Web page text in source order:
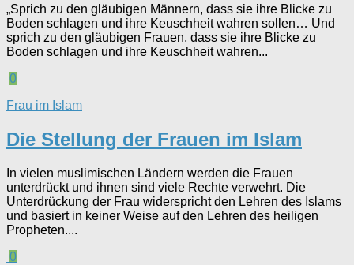
„Sprich zu den gläubigen Männern, dass sie ihre Blicke zu
Boden schlagen und ihre Keuschheit wahren sollen… Und
sprich zu den gläubigen Frauen, dass sie ihre Blicke zu
Boden schlagen und ihre Keuschheit wahren...
0
Frau im Islam
Die Stellung der Frauen im Islam
In vielen muslimischen Ländern werden die Frauen
unterdrückt und ihnen sind viele Rechte verwehrt. Die
Unterdrückung der Frau widerspricht den Lehren des Islams
und basiert in keiner Weise auf den Lehren des heiligen
Propheten....
0